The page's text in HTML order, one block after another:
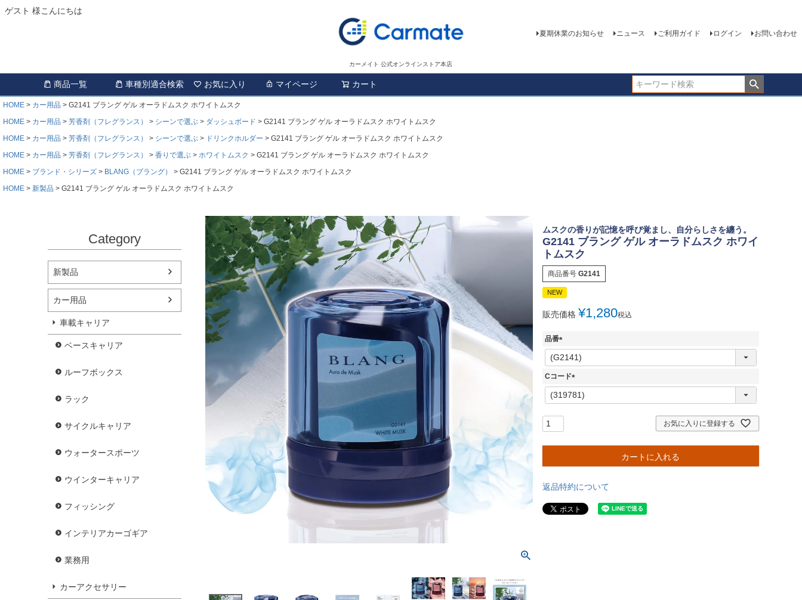
ゲスト 様こんにちは
カーメイト 公式オンラインストア本店
夏期休業のお知らせ ニュース ご利用ガイド ログイン お問い合わせ
商品一覧 車種別適合検索 お気に入り マイページ カート
HOME カー用品
G2141 ブラング ゲル オーラドムスク ホワイトムスク
HOME
カー用品 芳香剤（フレグランス） シーンで選ぶ ダッシュボード
G2141 ブラング ゲル オーラドムスク ホワイトムスク
HOME
カー用品 芳香剤（フレグランス） シーンで選ぶ ドリンクホルダー
G2141 ブラング ゲル オーラドムスク ホワイトムスク
HOME
カー用品 芳香剤（フレグランス） 香りで選ぶ ホワイトムスク
G2141 ブラング ゲル オーラドムスク ホワイトムスク
HOME
ブランド・シリーズ BLANG（ブラング）
G2141 ブラング ゲル オーラドムスク ホワイトムスク
HOME
新製品 G2141 ブラング ゲル オーラドムスク ホワイトムスク
Category
新製品
カー用品
車載キャリア
ベースキャリア
ルーフボックス
ラック
サイクルキャリア
ウォータースポーツ
ウインターキャリア
フィッシング
インテリアカーゴギア
業務用
カーアクセサリー
ムスクの香りが記憶を呼び覚まし、自分らしさを纏う。
G2141 ブラング ゲル オーラドムスク ホワイ
トムスク
商品番号 G2141
NEW
販売価格 ¥1,280税込
品番
(
必
須
Cコード
(
必
お気に入りに登録する
カートに入れる
返品特約について